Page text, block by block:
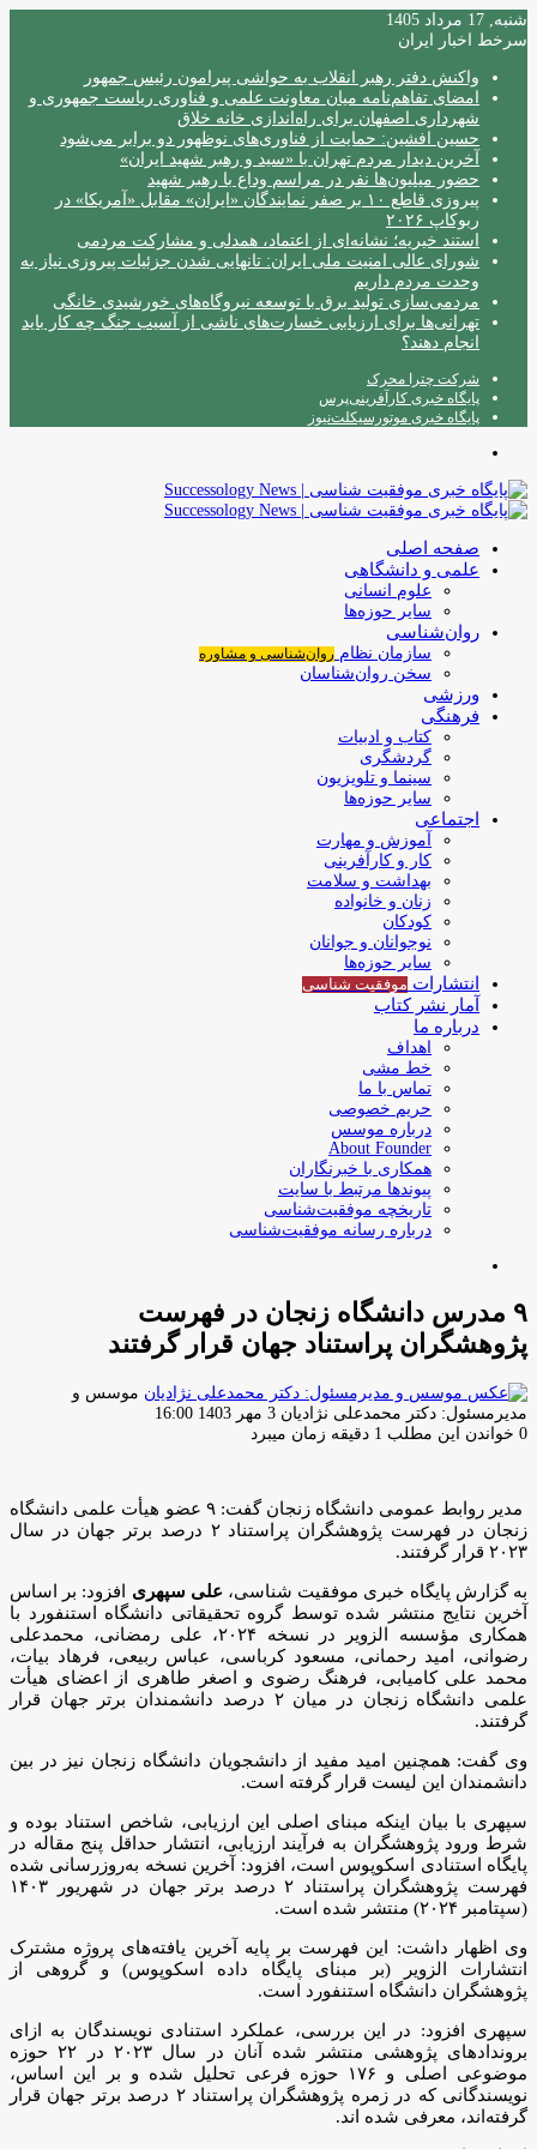
شنبه, 17 مرداد 1405
سرخط اخبار ایران
واکنش دفتر رهبر انقلاب به حواشی پیرامون رئیس جمهور
امضای تفاهم‌نامه میان معاونت علمی و فناوری ریاست جمهوری و
شهرداری اصفهان برای راه‌اندازی خانه خلاق
حسین افشین: حمایت از فناوری‌های نوظهور دو برابر می‌شود
آخرین دیدار مردم تهران با «سید و رهبر شهید ایران»
حضور میلیون‌ها نفر در مراسم وداع با رهبر شهید
پیروزی قاطع ۱۰ بر صفر نمایندگان «ایران» مقابل «آمریکا» در
ربوکاپ ۲۰۲۶
استند خیریه؛ نشانه‌ای از اعتماد، همدلی و مشارکت مردمی
شورای عالی امنیت ملی ایران: تانهایی شدن جزئیات پیروزی نیاز به
وحدت مردم داریم
مردمی‌سازی تولید برق با توسعه نیروگاه‌های خورشیدی خانگی
تهرانی‌ها برای ارزیابی خسارت‌های ناشی از آسیب جنگ چه کار باید
انجام دهند؟
شرکت چترا محرک
پایگاه خبری کارآفرینی‌پرس
پایگاه خبری موتورسیکلت‌نیوز
صفحه اصلی
علمی و دانشگاهی
علوم انسانی
سایر حوزه‌ها
روان‌شناسی
سازمان نظام روان‌شناسی و مشاوره
سخن روان‌شناسان
ورزشی
فرهنگی
کتاب و ادبیات
گردشگری
سینما و تلویزیون
سایر حوزه‌ها
اجتماعی
آموزش و مهارت
کار و کارآفرینی
بهداشت و سلامت
زنان و خانواده
کودکان
نوجوانان و جوانان
سایر حوزه‌ها
انتشارات موفقیت‌ شناسی
آمار نشر کتاب
درباره ما
اهداف
خط مشی
تماس با ما
حریم خصوصی
درباره موسس
About Founder
همکاری با خبرنگاران
پیوندها مرتبط با سایت
تاریخچه موفقیت‌شناسی
درباره رسانه موفقیت‌شناسی
۹ مدرس دانشگاه زنجان در فهرست
پژوهشگران پراستناد جهان قرار گرفتند
موسس و
مدیرمسئول: دکتر محمدعلی نژادیان ارسال
ایمیل
3 مهر 1403 16:00
0 خواندن این مطلب 1 دقیقه زمان میبرد
مدیر روابط عمومی دانشگاه زنجان گفت: ۹ عضو هیأت علمی دانشگاه
زنجان در فهرست پژوهشگران پراستناد ۲ درصد برتر جهان در سال
۲۰۲۳ قرار گرفتند.
به گزارش پایگاه خبری موفقیت شناسی، علی سپهری افزود: بر اساس
آخرین نتایج منتشر شده توسط گروه تحقیقاتی دانشگاه استنفورد با
همکاری مؤسسه الزویر در نسخه ۲۰۲۴، علی رمضانی، محمدعلی
رضوانی، امید رحمانی، مسعود کرباسی، عباس ربیعی، فرهاد بیات،
محمد علی کامیابی، فرهنگ رضوی و اصغر طاهری از اعضای هیأت
علمی دانشگاه زنجان در میان ۲ درصد دانشمندان برتر جهان قرار
گرفتند.
وی گفت: همچنین امید مفید از دانشجویان دانشگاه زنجان نیز در بین
دانشمندان این لیست قرار گرفته است.
سپهری با بیان اینکه مبنای اصلی این ارزیابی، شاخص استناد بوده و
شرط ورود پژوهشگران به فرآیند ارزیابی، انتشار حداقل پنج مقاله در
پایگاه استنادی اسکوپوس است، افزود: آخرین نسخه به‌روزرسانی شده
فهرست پژوهشگران پراستناد ۲ درصد برتر جهان در شهریور ۱۴۰۳
(سپتامبر ۲۰۲۴) منتشر شده است.
وی اظهار داشت: این فهرست بر پایه آخرین یافته‌های پروژه مشترک
انتشارات الزویر (بر مبنای پایگاه داده اسکوپوس) و گروهی از
پژوهشگران دانشگاه استنفورد است.
سپهری افزود: در این بررسی، عملکرد استنادی نویسندگان به ازای
بروندادهای پژوهشی منتشر شده آنان در سال ۲۰۲۳ در ۲۲ حوزه
موضوعی اصلی و ۱۷۶ حوزه فرعی تحلیل شده و بر این اساس،
نویسندگانی که در زمره پژوهشگران پراستناد ۲ درصد برتر جهان قرار
گرفته‌اند، معرفی شده اند.